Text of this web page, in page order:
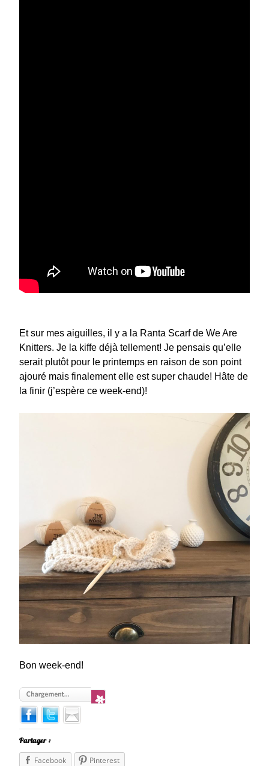
Et sur mes aiguilles, il y a la Ranta Scarf de We Are
Knitters. Je la kiffe déjà tellement! Je pensais qu’elle
serait plutôt pour le printemps en raison de son point
ajouré mais finalement elle est super chaude! Hâte de
la finir (j’espère ce week-end)!
Bon week-end!
Partager :
Facebook Pinterest